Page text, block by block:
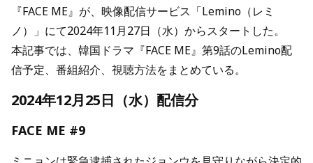
『FACE ME』が、映像配信サービス「Lemino（レミ
ノ）」にて2024年11月27日（水）からスタートした。
本記事では、韓国ドラマ『FACE ME』第9話のLemino配
信予定、番組紹介、視聴方法をまとめている。
2024年12月25日（水）配信分
FACE ME #9